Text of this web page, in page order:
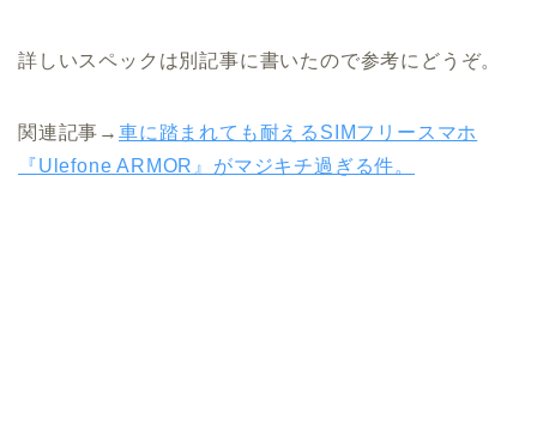
詳しいスペックは別記事に書いたので参考にどうぞ。
関連記事→ 車に踏まれても耐えるSIMフリースマホ
『Ulefone ARMOR』がマジキチ過ぎる件。